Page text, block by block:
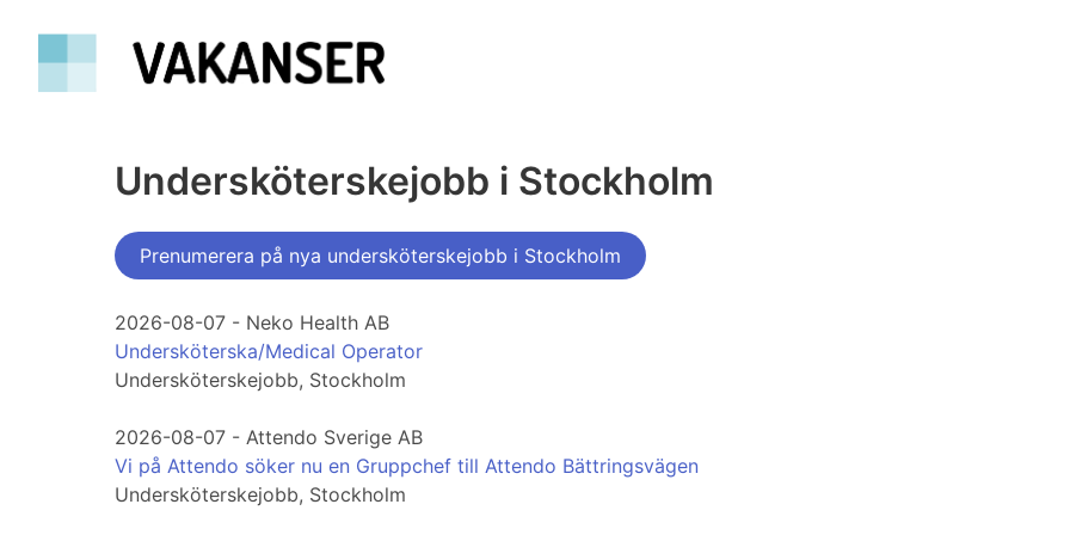
Undersköterskejobb i Stockholm
Prenumerera på nya undersköterskejobb i Stockholm
2026-08-07 - Neko Health AB
Undersköterska/Medical Operator
Undersköterskejobb, Stockholm
2026-08-07 - Attendo Sverige AB
Vi på Attendo söker nu en Gruppchef till Attendo Bättringsvägen
Undersköterskejobb, Stockholm